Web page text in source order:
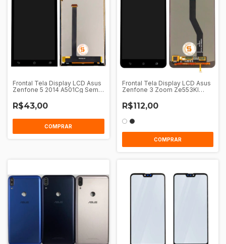
Frontal Tela Display LCD Asus
Zenfone 5 2014 A501Cg Sem
R$43,00
COMPRAR
Frontal Tela Display LCD Asus
Zenfone 3 Zoom Ze553Kl
R$112,00
COMPRAR